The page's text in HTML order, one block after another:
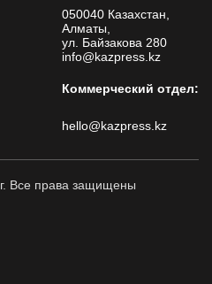
050040 Казахстан,
Алматы,
ул. Байзакова 280
info@kazpress.kz
Коммерческий отдел:
hello@kazpress.kz
Все права защищены